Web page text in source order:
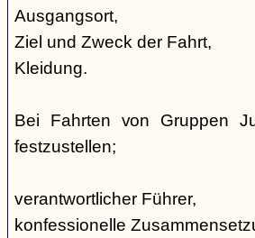
Ausgangsort,
Ziel und Zweck der Fahrt,
Kleidung.
Bei Fahrten von Gruppen
festzustellen;
verantwortlicher Führer,
konfessionelle